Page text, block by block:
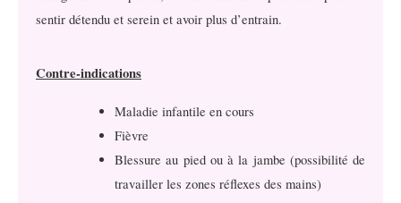
sentir détendu et serein et avoir plus d’entrain.
Contre-indications
Maladie infantile en cours
Fièvre
Blessure au pied ou à la jambe (possibilité de
travailler les zones réflexes des mains)